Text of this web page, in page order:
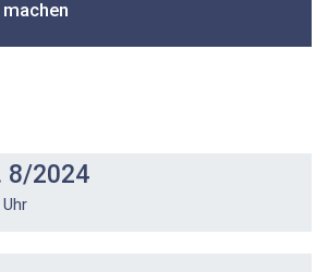
8/2024